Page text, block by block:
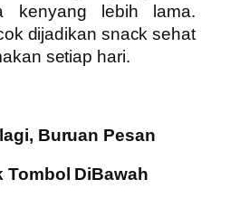
kenyang lebih lama.
dijadikan snack sehat
setiap hari.
Buruan Pesan
Tombol DiBawah